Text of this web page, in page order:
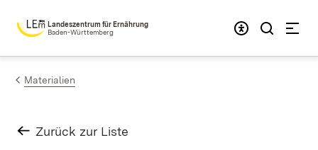
Zum Inhalt springen
Landeszentrum für Ernährung
Baden-Württemberg
Materialien
Zurück zur Liste